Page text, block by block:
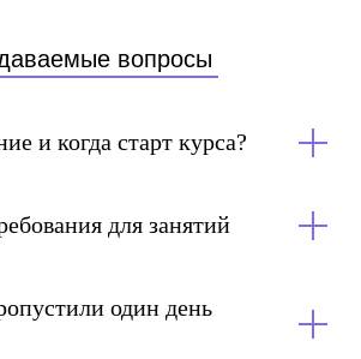
вопросы
и когда старт курса?
для занятий
один день